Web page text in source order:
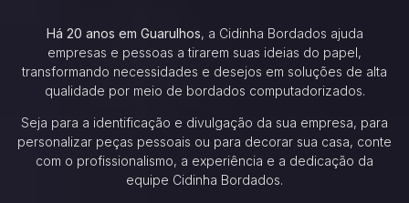
Há 20 anos em Guarulhos, a Cidinha Bordados ajuda
empresas e pessoas a tirarem suas ideias do papel,
transformando necessidades e desejos em soluções de alta
qualidade por meio de bordados computadorizados.
Seja para a identificação e divulgação da sua empresa, para
personalizar peças pessoais ou para decorar sua casa, conte
com o profissionalismo, a experiência e a dedicação da
equipe Cidinha Bordados.